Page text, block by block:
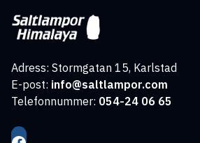
Adress: Stormgatan 15, Karlstad
E-post: info@saltlampor.com
Telefonnummer: 054-24 06 65